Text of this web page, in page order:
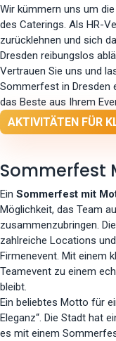
Wir kümmern uns um
des Caterings. Als HR-
zurücklehnen und sich
Dresden reibungslos
Vertrauen Sie uns und
Sommerfest in Dresden
das Beste aus Ihrem
AKTIVITÄTEN FÜR
Sommerfest
Ein Sommerfest mit
Möglichkeit, das Team
zusammenzubringen.
zahlreiche Locations
Firmenevent. Mit einem
Teamevent zu einem
bleibt.
Ein beliebtes Motto für
Eleganz“. Die Stadt hat
es mit einem